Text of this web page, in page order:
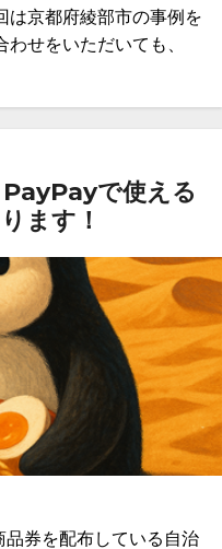
は京都府綾部市の事例を
せをいただいても、
PayPayで使える
ます！
券を配布している自治